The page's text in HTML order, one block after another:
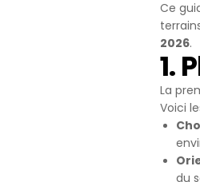
Ce
2026.
1.
La
Voici
du